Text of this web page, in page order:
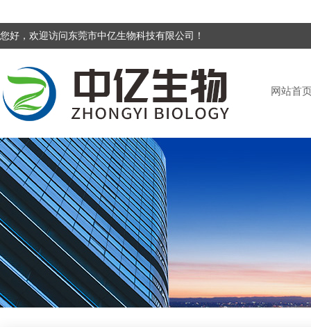
您好，欢迎访问东莞市中亿生物科技有限公司！
网站首